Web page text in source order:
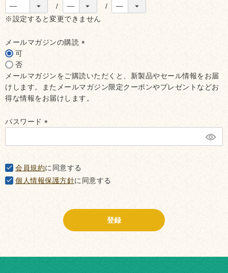
※設定すると変更できません
メールマガジンの購読
可
否
メールマガジンをご購読いただくと、新製品やセール情報をお届
けします。またメールマガジン限定クーポンやプレゼントなどお
得な情報をお届けします。
パスワード
須)
会員規約に同意する
個人情報保護方針に同意する
登録